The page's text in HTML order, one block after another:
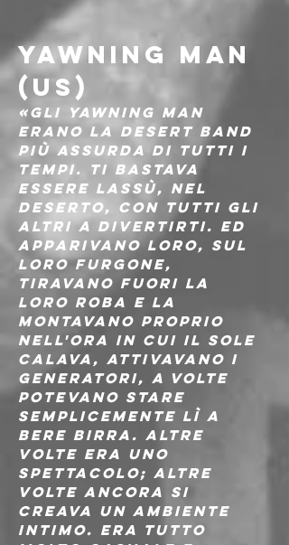
YAWNING MAN
(US)
«Gli Yawning Man
erano la desert band
più assurda di tutti i
tempi. Ti bastava
essere lassù, nel
deserto, con tutti gli
altri a divertirti. Ed
apparivano loro, sul
loro furgone,
tiravano fuori la
loro roba e la
montavano proprio
nell'ora in cui il sole
calava, attivavano i
generatori, a volte
potevano stare
semplicemente lì a
bere birra. Altre
volte era uno
spettacolo; altre
volte ancora si
creava un ambiente
intimo. Era tutto